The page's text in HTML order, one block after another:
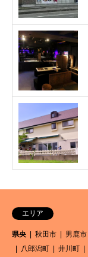
エリア
県央 秋田市 男鹿市
八郎潟町
井川町